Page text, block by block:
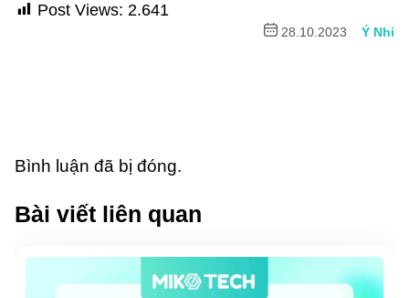
Post Views: 2.641
28.10.2023 Ý Nhi
Bình luận đã bị đóng.
Bài viết liên quan